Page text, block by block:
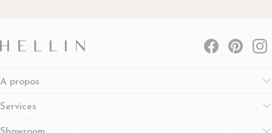
A propos
Services